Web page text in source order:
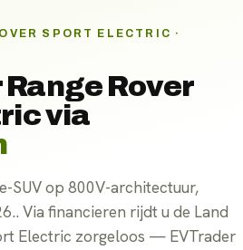
SPORT ELECTRIC ·
Rover
via
SUV op 800V-architectuur,
Via financieren rijdt u de Land
Electric zorgeloos — EVTrader